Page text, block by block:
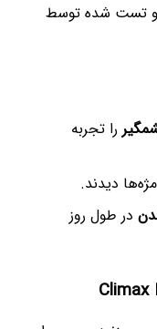
و تست شده توسط
را تجربه
دیدند.
در طول روز